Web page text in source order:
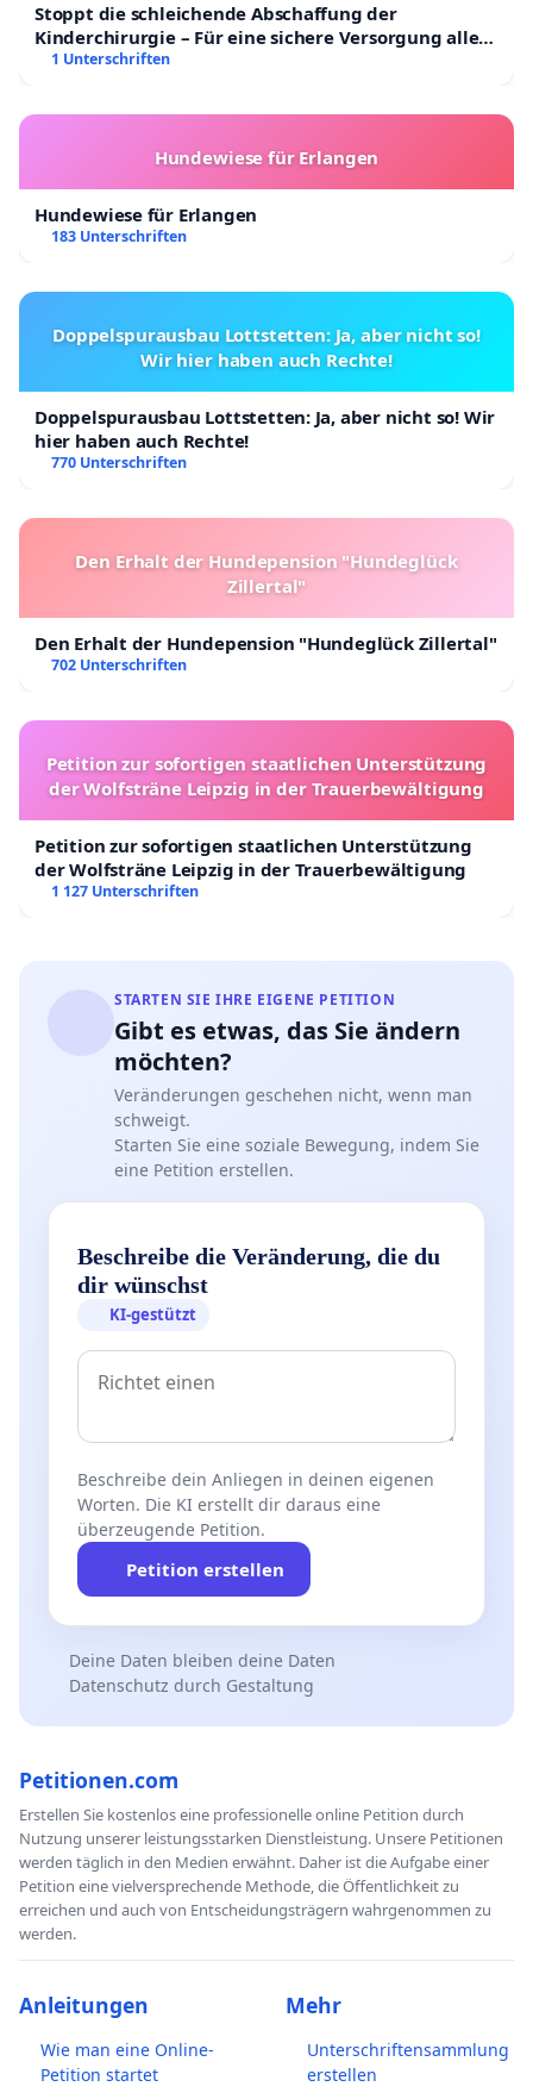
Stoppt die schleichende Abschaffung der
Kinderchirurgie – Für eine sichere Versorgung aller
Kinder in Deutschland
1 Unterschriften
Hundewiese für Erlangen
Hundewiese für Erlangen
183 Unterschriften
Doppelspurausbau Lottstetten: Ja, aber nicht so!
Wir hier haben auch Rechte!
Doppelspurausbau Lottstetten: Ja, aber nicht so! Wir
hier haben auch Rechte!
770 Unterschriften
Den Erhalt der Hundepension "Hundeglück
Zillertal"
Den Erhalt der Hundepension "Hundeglück Zillertal"
702 Unterschriften
Petition zur sofortigen staatlichen Unterstützung
der Wolfsträne Leipzig in der Trauerbewältigung
Petition zur sofortigen staatlichen Unterstützung
der Wolfsträne Leipzig in der Trauerbewältigung
1 127 Unterschriften
STARTEN SIE IHRE EIGENE PETITION
Gibt es etwas, das Sie ändern
möchten?
Veränderungen geschehen nicht, wenn man
schweigt.
Starten Sie eine soziale Bewegung, indem Sie
eine Petition erstellen.
Beschreibe die Veränderung, die du
dir wünschst
KI-gestützt
Beschreibe dein Anliegen in deinen eigenen
Worten. Die KI erstellt dir daraus eine
überzeugende Petition.
Petition erstellen
Deine Daten bleiben deine Daten
Datenschutz durch Gestaltung
Petitionen.com
Erstellen Sie kostenlos eine professionelle online Petition durch
Nutzung unserer leistungsstarken Dienstleistung. Unsere Petitionen
werden täglich in den Medien erwähnt. Daher ist die Aufgabe einer
Petition eine vielversprechende Methode, die Öffentlichkeit zu
erreichen und auch von Entscheidungsträgern wahrgenommen zu
werden.
Anleitungen
Wie man eine Online-
Petition startet
Mehr
Unterschriftensammlung
erstellen